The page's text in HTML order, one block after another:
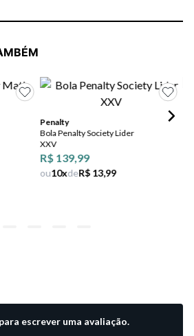
Penalty
Bola Penalty Society Lider
XXV
R$ 139,99
ou10xdeR$ 13,99
escrever uma avaliação.